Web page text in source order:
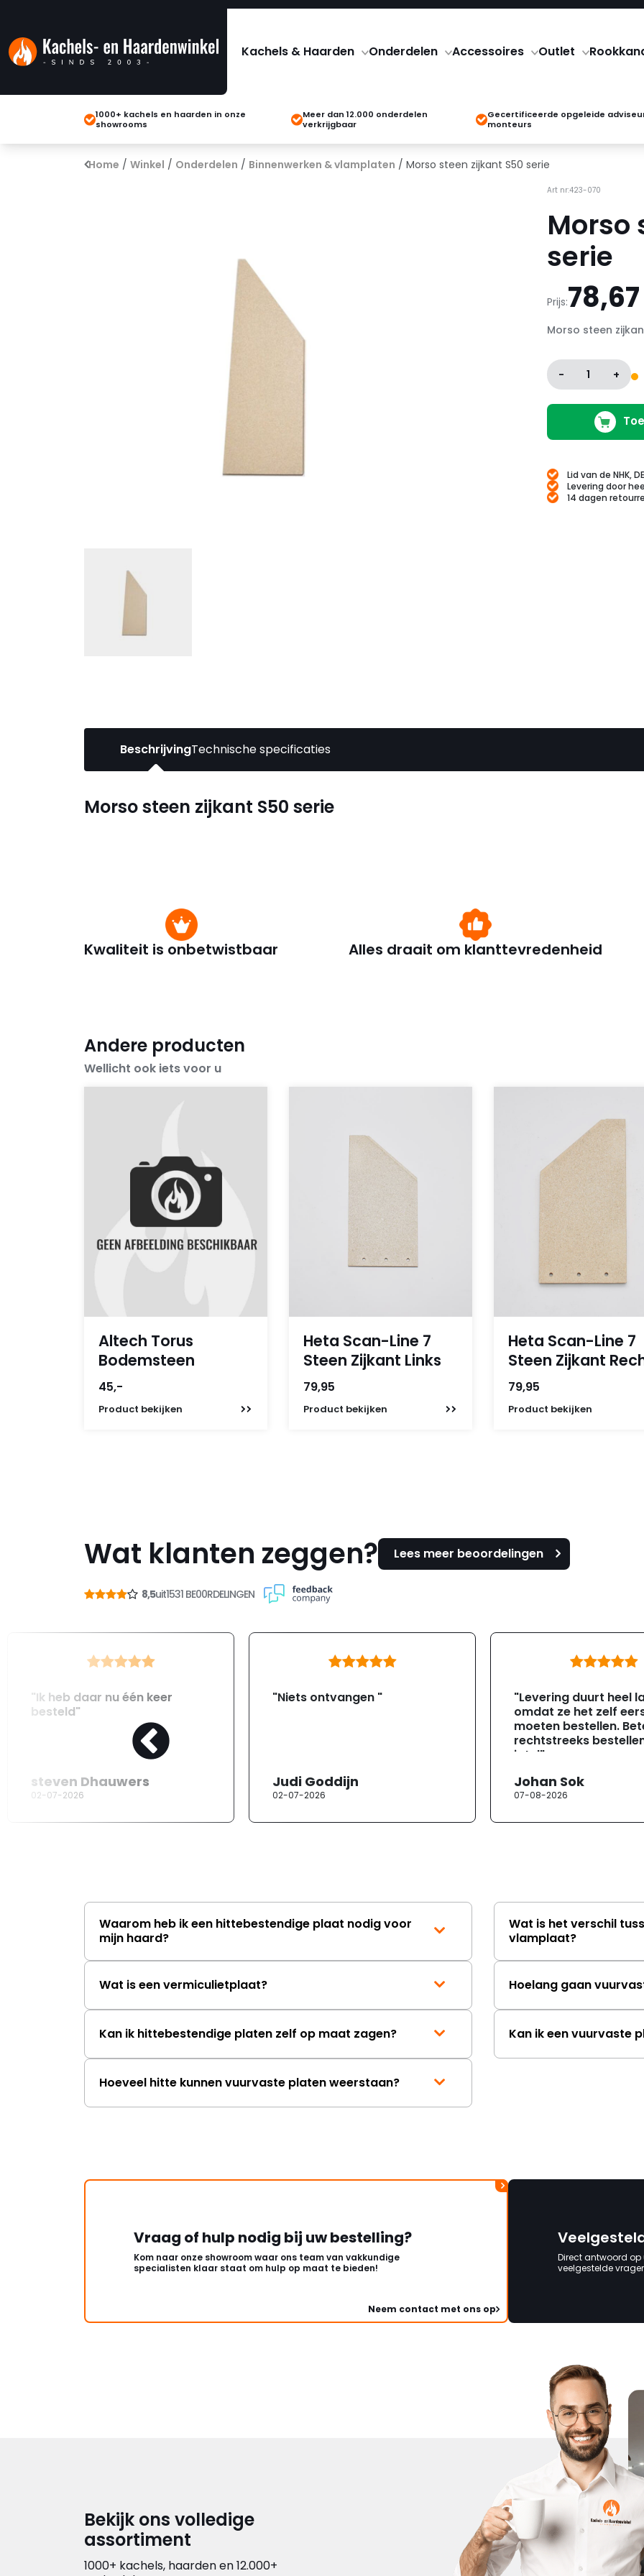
Kachels & Haarden Onderdelen Accessoires Outlet
1000+ kachels en haarden in onze
showrooms
Meer dan 12.000 onderdelen
verkrijgbaar
Gecertificeerde opgeleide
monteurs
Home / Winkel / Onderdelen / Binnenwerken & vlamplaten / Morso steen zijkant S50 serie
Art nr:423-070
Morso
serie
Prijs:78,67
Morso steen
- 1 +
Lid van de NHK,
Levering door
14 dagen
BeschrijvingTechnische specificaties
Morso steen zijkant S50 serie
Kwaliteit is onbetwistbaar Alles draait om klanttevredenheid
Andere producten
Wellicht ook iets voor u
Altech Torus
Bodemsteen
45,-
Product bekijken
Heta Scan-Line 7
Steen Zijkant Links
79,95
Product bekijken
Heta Scan-Line 7
Steen Zijkant
79,95
Product bekijken
Wat klanten zeggen? Lees meer beoordelingen
8,5uit1531 BE00RDELINGEN
"Ik heb daar nu één keer
besteld"
steven Dhauwers
02-07-2026
"Niets ontvangen "
Judi Goddijn
02-07-2026
"Levering duurt heel
omdat ze het zelf
moeten bestellen.
rechtstreeks
jotul"
Johan Sok
07-08-2026
Waarom heb ik een hittebestendige plaat nodig voor
mijn haard?
Wat is een vermiculietplaat?
Kan ik hittebestendige platen zelf op maat zagen?
Hoeveel hitte kunnen vuurvaste platen weerstaan?
Wat is het verschil
vlamplaat?
Hoelang gaan
Kan ik een vuurvaste
Vraag of hulp nodig bij uw bestelling?
Kom naar onze showroom waar ons team van vakkundige
specialisten klaar staat om hulp op maat te bieden!
Neem contact met ons op
Direct antwoord op
veelgestelde
Bekijk ons volledige
assortiment
1000+ kachels, haarden en 12.000+